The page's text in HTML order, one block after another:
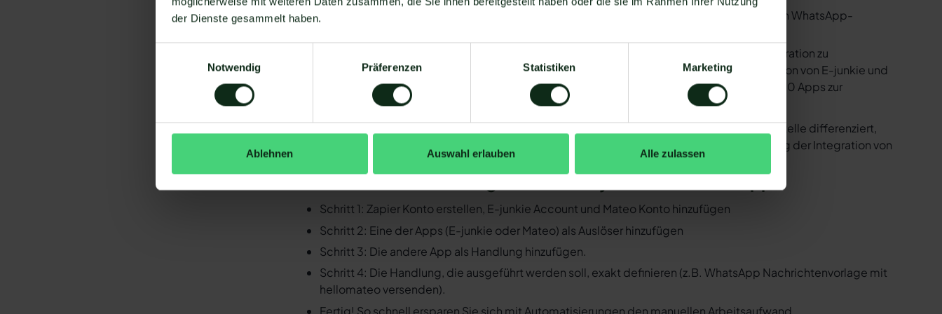
der Dienste gesammelt haben.
Notwendig
Präferenzen Statistiken Marketing
Ablehnen Auswahl erlauben Alle zulassen
Sie müssen WhatsApp über die WhatsApp-Business-API nutzen. Mit dem herkömmlichen WhatsApp-
Ihr WhatsApp Business API Anbieter muss die nötige Software bereitstellen, um die Integration zu
ermöglichen. Längst nicht alle Anbieter der WhatsApp API sind in der Lage, eine Integration von E-junkie und
WhatsApp zu ermöglichen. Mit Mateo stehen Ihnen dank der Zapier Integration über 6.000 Apps zur
Verfügung, die Sie mit WhatsApp verbinden können. Darunter ist natürlich auch E-junkie !
Da der Einrichtungsprozess der Integration je nach dem Anbieter der WhatsApp API Schnittstelle differenziert,
gibt es keine allgemein gültige Anleitung. Wir zeigen Ihnen im Folgenden, wie die Einrichtung der Integration von
E-junkie und WhatsApp mit Mateo funktioniert.
So funktioniert die Integration von E-junkie und WhatsApp
Schritt 1: Zapier Konto erstellen, E-junkie Account und Mateo Konto hinzufügen
Schritt 2: Eine der Apps (E-junkie oder Mateo) als Auslöser hinzufügen
Schritt 3: Die andere App als Handlung hinzufügen.
Schritt 4: Die Handlung, die ausgeführt werden soll, exakt definieren (z.B. WhatsApp Nachrichtenvorlage mit
hellomateo versenden).
Fertig! So schnell ersparen Sie sich mit Automatisierungen den manuellen Arbeitsaufwand.